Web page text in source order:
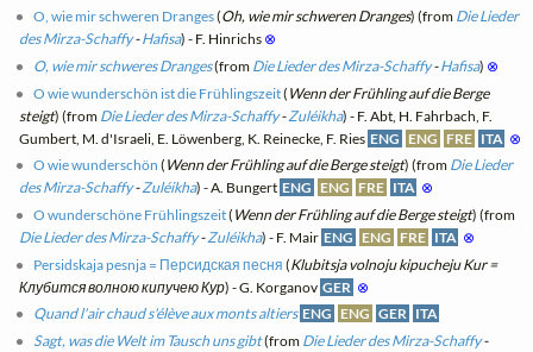
O, wie mir schweren Dranges(Oh, wie mir schweren Dranges) (from Die Lieder
des Mirza-Schaffy-Hafisa) - F. Hinrichs ⊗
O, wie mir schweres Dranges(from Die Lieder des Mirza-Schaffy-Hafisa) ⊗
O wie wunderschön ist die Frühlingszeit( Wenn der Frühling auf die Berge
steigt) (from Die Lieder des Mirza-Schaffy-Zuléikha) - F. Abt, H. Fahrbach, F.
Gumbert, M. d'Israeli, E. Löwenberg, K. Reinecke, F. Ries ENG ENG FRE ITA ⊗
O wie wunderschön ( Wenn der Frühling auf die Berge steigt) (from Die Lieder
des Mirza-Schaffy-Zuléikha) - A. Bungert ENG ENG FRE ITA ⊗
O wunderschöne Frühlingszeit( Wenn der Frühling auf die Berge steigt) (from
Die Lieder des Mirza-Schaffy-Zuléikha) - F. Mair ENG ENG FRE ITA ⊗
Persidskaja pesnja = Персидская песня (Klubitsja volnoju kipucheju Kur =
Клубится волною кипучею Кур) - G. Korganov GER ⊗
Quand l'air chaud s'élève aux monts altiers ENG ENG GER ITA
Sagt, was die Welt im Tausch uns gibt(from Die Lieder des Mirza-Schaffy-